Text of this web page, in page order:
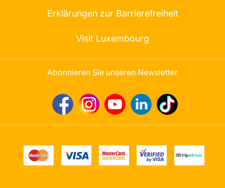
Erklärungen zur Barrierefreiheit
Visit Luxembourg
Abonnieren Sie unseren Newsletter